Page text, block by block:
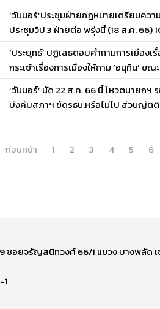
‘วันนอร์’ประชุมฝ่ายกฎหมายเตรียมคว
ประชุมวิป 3 ฝ่ายต่อ พรุ่งนี้ (18 ส.ค. 66)
‘ประยุทธ์’ ปฏิเสธตอบคำถามการเมือง
กระเซ้าเรื่องการเมืองให้ถาม ‘อนุทิน’ ขณ
‘วันนอร์’ นัด 22 ส.ค. 66 นี้ โหวตนายก
บังคับสภาฯ ขัดรธน.หรือไม่ไป ส่วนญัตติข
ก่อนหน้า 1 2 3 4 5 6
ซอยจรัญสนิทวงศ์ 66/1 แขวง บางพลัด